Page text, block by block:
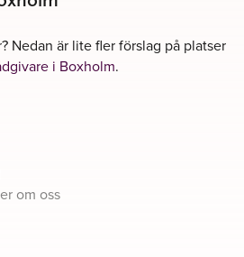
Nedan är lite fler förslag på platser
i Boxholm.
om oss